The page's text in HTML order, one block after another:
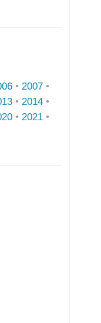
• 2007 •
• 2014 •
• 2021 •